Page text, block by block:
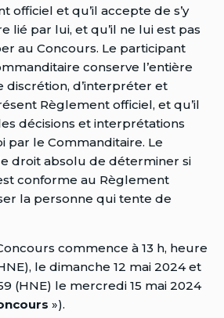
officiel et qu’il accepte de s’y
lié par lui, et qu’il ne lui est pas
au Concours. Le participant
conserve l’entière
discrétion, d’interpréter et
Règlement officiel, et qu’il
décisions et interprétations
par le Commanditaire. Le
droit absolu de déterminer si
conforme au Règlement
la personne qui tente de
commence à 13 h, heure
le dimanche 12 mai 2024 et
(HNE) le mercredi 15 mai 2024
»).